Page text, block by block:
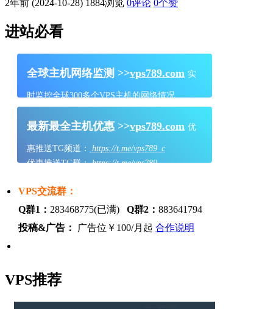
2年前 (2024-10-28) 1884浏览 0评论 0个赞
进站必看
全球主机网络监测 >>vps789.com 实
时监控全球300多个VPS主机的网络情况
最新最全主机优惠 >>vps789.com 优
惠推送TG频道：
https://t.me/vps789_c
优惠推送TG群：https://t.me/vps789
VPS交流群：
Q群1： 283468775(已满) Q群2： 883641794
投稿&广告：
广告位￥100/月起 合作说明
VPS推荐